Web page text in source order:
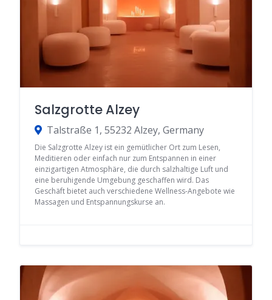
Salzgrotte Alzey
Talstraße 1, 55232 Alzey, Germany
Die Salzgrotte Alzey ist ein gemütlicher Ort zum Lesen,
Meditieren oder einfach nur zum Entspannen in einer
einzigartigen Atmosphäre, die durch salzhaltige Luft und
eine beruhigende Umgebung geschaffen wird. Das
Geschäft bietet auch verschiedene Wellness-Angebote wie
Massagen und Entspannungskurse an.